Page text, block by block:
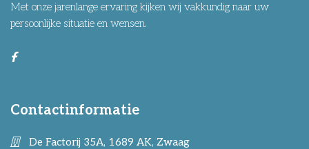
Met onze jarenlange ervaring kijken wij vakkundig naar uw
persoonlijke situatie en wensen.
Contactinformatie
De Factorij 35A, 1689 AK, Zwaag